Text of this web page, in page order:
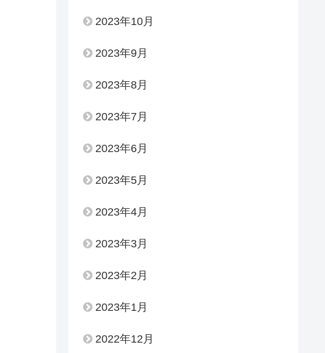
2023年10月
2023年9月
2023年8月
2023年7月
2023年6月
2023年5月
2023年4月
2023年3月
2023年2月
2023年1月
2022年12月